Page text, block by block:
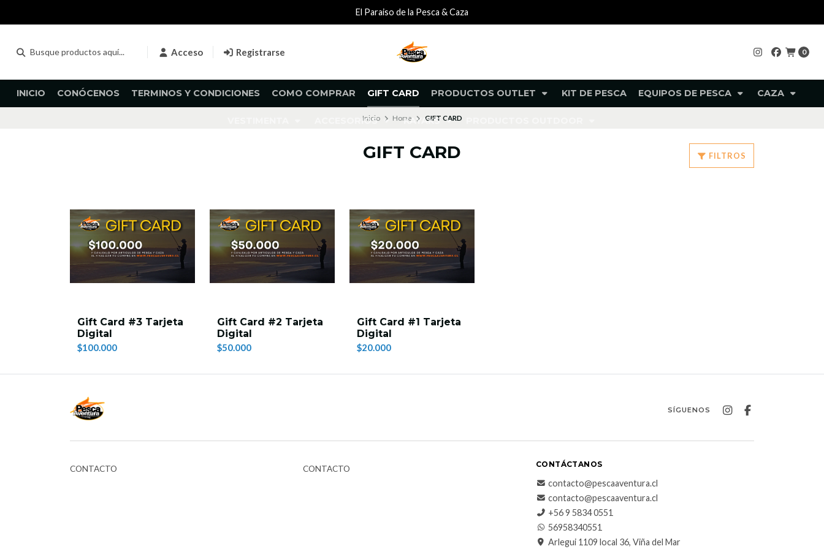
Acceso Registrarse 0
INICIO CONÓCENOS TERMINOS Y CONDICIONES COMO COMPRAR GIFT CARD PRODUCTOS OUTLET KIT DE PESCA EQUIPOS DE PESCA CAZA
ACCESORIOS KAYAKS
El Paraiso de la Pesca & Caza
Inicio Home GIFT CARD
GIFT CARD FILTROS
Gift Card #3 Tarjeta
Digital
$100.000
Gift Card #2 Tarjeta
Digital
$50.000
Gift Card #1 Tarjeta
Digital
$20.000
SÍGUENOS
CONTACTO CONTACTO CONTÁCTANOS
contacto@pescaaventura.cl
contacto@pescaaventura.cl
+56 9 5834 0551
56958340551
Arlegui 1109 local 36, Viña del Mar